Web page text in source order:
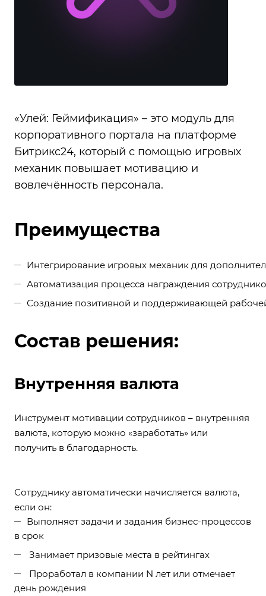
«Улей: Геймификация» – это модуль для
корпоративного портала на платформе
Битрикс24, который с помощью игровых
механик повышает мотивацию и
вовлечённость персонала.
Преимущества
Интегрирование игровых механик для
Автоматизация процесса награждения
Создание позитивной и поддерживающей
Состав решения:
Внутренняя валюта
Инструмент мотивации сотрудников – внутренняя
валюта, которую можно «заработать» или
получить в благодарность.
Сотруднику автоматически начисляется валюта,
если он:
Выполняет задачи и задания бизнес-процессов
в срок
Занимает призовые места в рейтингах
Проработал в компании N лет или отмечает
день рождения